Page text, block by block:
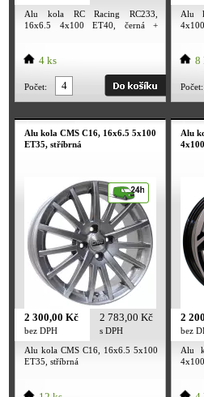
Alu kola RC Racing RC233,
16x6.5 4x100 ET40, černá +
4 ks
Počet:
Alu
8
Počet:
Alu kola CMS C16, 16x6.5 5x100
ET35, stříbrná
2 300,00 Kč
bez DPH
2 783,00 Kč
s DPH
Alu kola CMS C16, 16x6.5 5x100
ET35, stříbrná
Alu
2
bez
Alu